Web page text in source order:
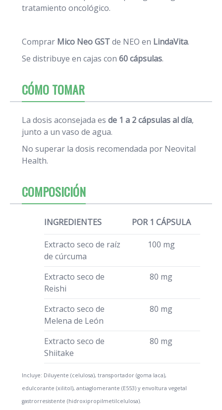
tratamiento oncológico.
Comprar Mico Neo GSTde NEO en LindaVita.
Se distribuye en cajas con 60 cápsulas.
CÓMO TOMAR
La dosis aconsejada es de 1 a 2 cápsulas al día,
junto a un vaso de agua.
No superar la dosis recomendada por Neovital
Health.
COMPOSICIÓN
INGREDIENTES POR 1 CÁPSULA
Extracto seco de raíz
de cúrcuma
100 mg
Extracto seco de
Reishi
80 mg
Extracto seco de
Melena de León
80 mg
Extracto seco de
Shiitake
80 mg
Incluye: Diluyente (celulosa), transportador (goma laca),
edulcorante (xilitol), antiaglomerante (E553) y envoltura vegetal
gastrorresistente (hidroxipropilmetilcelulosa).